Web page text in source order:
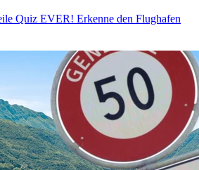
Quiz EVER! Erkenne den Flughafen